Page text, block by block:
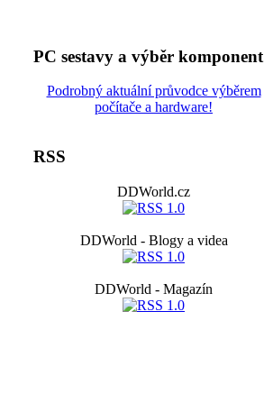
PC sestavy a výběr komponent
Podrobný aktuální průvodce výběrem
počítače a hardware!
RSS
DDWorld.cz
DDWorld - Blogy a videa
DDWorld - Magazín